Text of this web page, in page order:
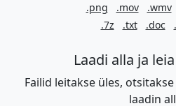
.png
.mov .wmv
.7z
.txt .doc
Laadi alla ja
Failid leitakse üles,
laadin